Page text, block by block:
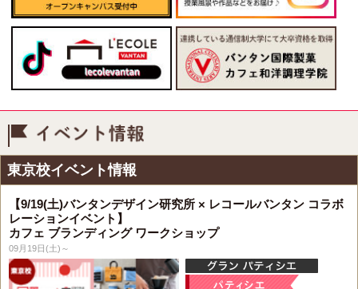
東京校イベント情報
【9/19(土)バンタンデザイン研究所 × レコールバンタン コラボ
レーションイベント】
カフェ ブランディング ワークショップ
09月19日(土)～